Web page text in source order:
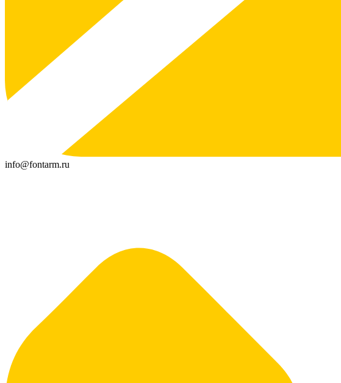
info@fontarm.ru